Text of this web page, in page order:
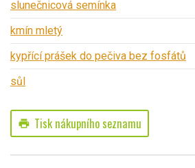
slunečnicová semínka
kmín mletý
kypřící prášek do pečiva bez fosfátů
sůl
print Tisk nákupního seznamu